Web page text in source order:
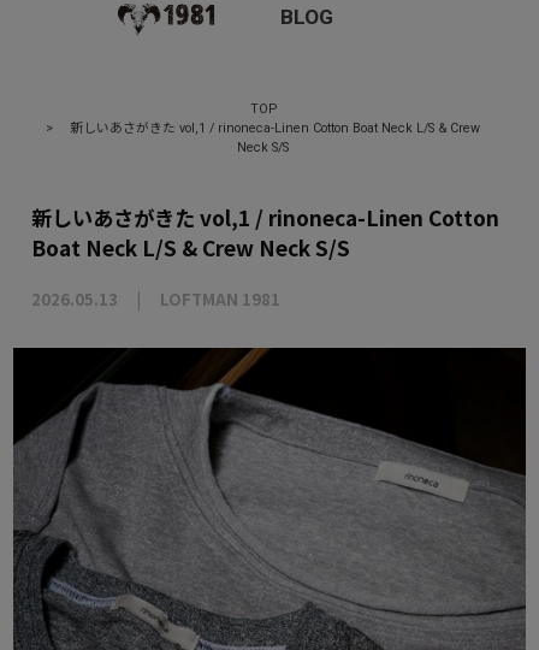
BLOG
TOP
>
新しいあさがきた vol,1 / rinoneca-Linen Cotton Boat Neck L/S & Crew
Neck S/S
新しいあさがきた vol,1 / rinoneca-Linen Cotton
Boat Neck L/S & Crew Neck S/S
2026.05.13 LOFTMAN 1981